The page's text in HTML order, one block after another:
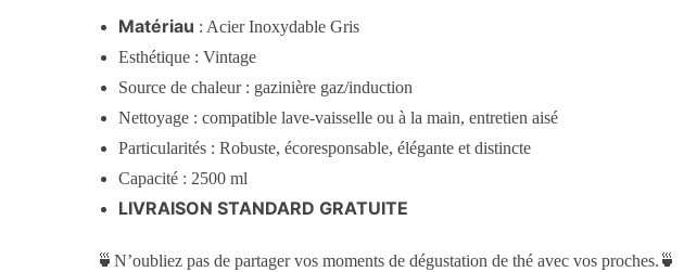
Matériau : Acier Inoxydable Gris
Esthétique : Vintage
Source de chaleur : gazinière gaz/induction
Nettoyage : compatible lave-vaisselle ou à la main, entretien aisé
Particularités : Robuste, écoresponsable, élégante et distincte
Capacité : 2500 ml
LIVRAISON STANDARD GRATUITE
🍵N’oubliez pas de partager vos moments de dégustation de thé avec vos proches.🍵